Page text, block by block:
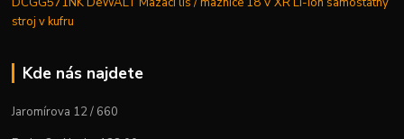
stroj v kufru
Kde nás najdete
Jaromírova 12 / 660